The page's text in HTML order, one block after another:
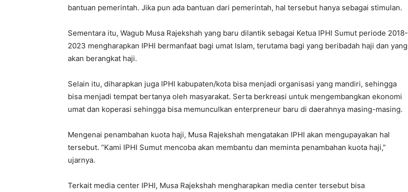
bantuan pemerintah. Jika pun ada bantuan dari pemerintah, hal tersebut hanya sebagai stimulan.
Sementara itu, Wagub Musa Rajekshah yang baru dilantik sebagai Ketua IPHI Sumut periode 2018-
2023 mengharapkan IPHI bermanfaat bagi umat Islam, terutama bagi yang beribadah haji dan yang
akan berangkat haji.
Selain itu, diharapkan juga IPHI kabupaten/kota bisa menjadi organisasi yang mandiri, sehingga
bisa menjadi tempat bertanya oleh masyarakat. Serta berkreasi untuk mengembangkan ekonomi
umat dan koperasi sehingga bisa memunculkan enterpreneur baru di daerahnya masing-masing.
Mengenai penambahan kuota haji, Musa Rajekshah mengatakan IPHI akan mengupayakan hal
tersebut. “Kami IPHI Sumut mencoba akan membantu dan meminta penambahan kuota haji,”
ujarnya.
Terkait media center IPHI, Musa Rajekshah mengharapkan media center tersebut bisa